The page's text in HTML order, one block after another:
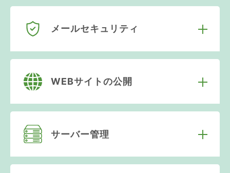
メールセキュリティ
WEBサイトの公開
サーバー管理